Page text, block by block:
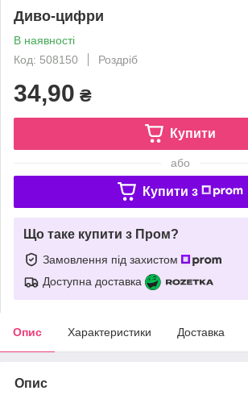
Диво-цифри
В наявності
Код: 508150
Роздріб
34,90 ₴
Купити
або
Купити з
Що таке купити з Пром?
Замовлення під захистом
Доступна доставка
Опис Характеристики Доставка
Опис